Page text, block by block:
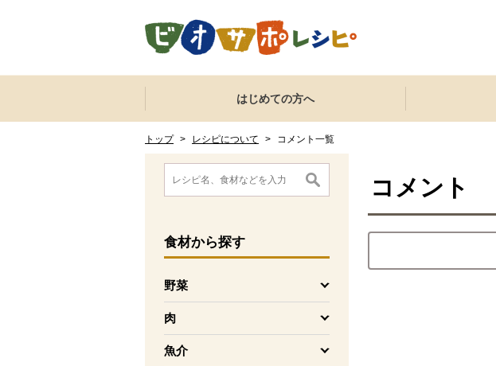
ここからサイト内共通メニューです。
サイト内共通メニューをスキップする
はじめての方へ
トップ > レシピについて > コメント一覧
ここから消費材検索メニューです。
食材から探す
野菜
を開く
肉
を開く
魚介
を開く
消費材検索メニューここまで。
ここから本文です。
コメント